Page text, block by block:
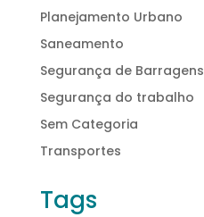
Planejamento Urbano
Saneamento
Segurança de Barragens
Segurança do trabalho
Sem Categoria
Transportes
Tags